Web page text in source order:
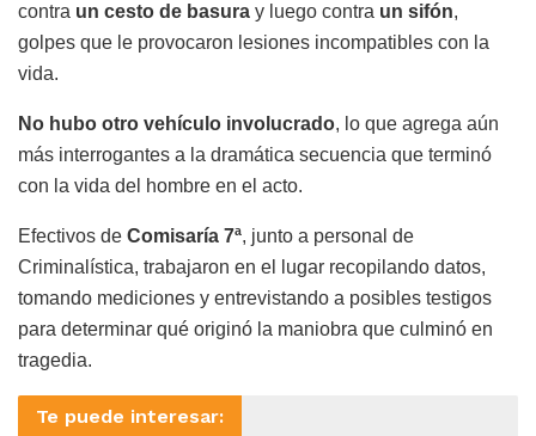
contra un cesto de basura y luego contra un sifón,
golpes que le provocaron lesiones incompatibles con la
vida.
No hubo otro vehículo involucrado, lo que agrega aún
más interrogantes a la dramática secuencia que terminó
con la vida del hombre en el acto.
Efectivos de Comisaría 7ª, junto a personal de
Criminalística, trabajaron en el lugar recopilando datos,
tomando mediciones y entrevistando a posibles testigos
para determinar qué originó la maniobra que culminó en
tragedia.
Te puede interesar: